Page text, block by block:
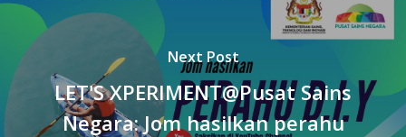
Next Post
LET'S XPERIMENT@Pusat Sains
Negara: Jom hasilkan perahu